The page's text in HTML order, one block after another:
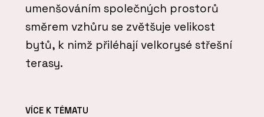
umenšováním společných prostorů
směrem vzhůru se zvětšuje velikost
bytů, k nimž přiléhají velkorysé střešní
terasy.
VÍCE K TÉMATU